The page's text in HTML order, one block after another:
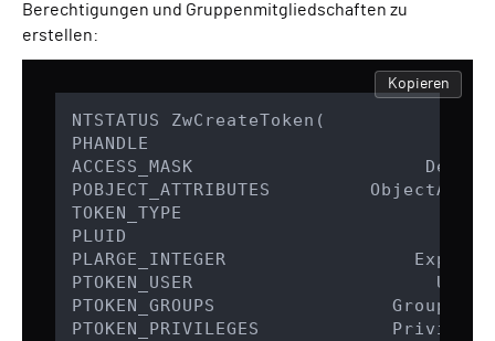
Berechtigungen und Gruppenmitgliedschaften zu
erstellen:
Kopieren
NTSTATUS ZwCreateToken(
PHANDLE
ACCESS_MASK
POBJECT_ATTRIBUTES
TOKEN_TYPE
PLUID
PLARGE_INTEGER
PTOKEN_USER                      User,
PTOKEN_GROUPS                Groups,
PTOKEN_PRIVILEGES